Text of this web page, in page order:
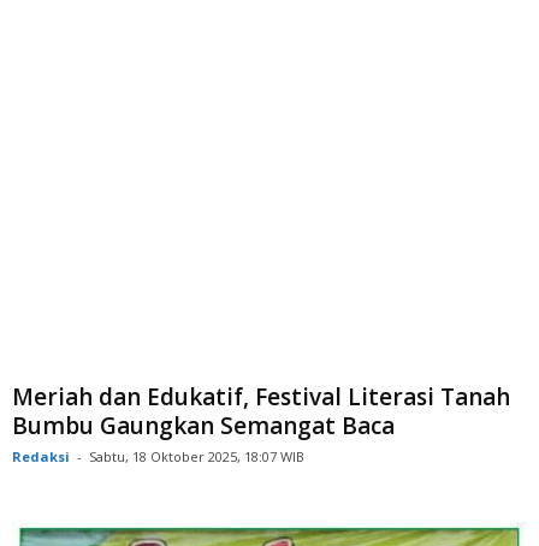
Meriah dan Edukatif, Festival Literasi Tanah
Bumbu Gaungkan Semangat Baca
Redaksi - Sabtu, 18 Oktober 2025, 18:07 WIB